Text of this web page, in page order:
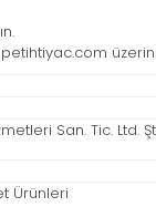
San. Tic. Ltd.
Ürünleri